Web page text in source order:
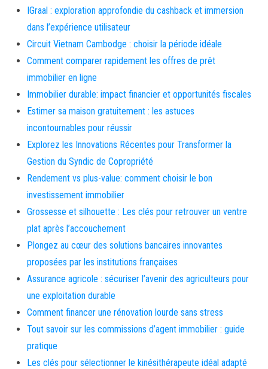
IGraal : exploration approfondie du cashback et immersion
dans l’expérience utilisateur
Circuit Vietnam Cambodge : choisir la période idéale
Comment comparer rapidement les offres de prêt
immobilier en ligne
Immobilier durable: impact financier et opportunités fiscales
Estimer sa maison gratuitement : les astuces
incontournables pour réussir
Explorez les Innovations Récentes pour Transformer la
Gestion du Syndic de Copropriété
Rendement vs plus-value: comment choisir le bon
investissement immobilier
Grossesse et silhouette : Les clés pour retrouver un ventre
plat après l’accouchement
Plongez au cœur des solutions bancaires innovantes
proposées par les institutions françaises
Assurance agricole : sécuriser l’avenir des agriculteurs pour
une exploitation durable
Comment financer une rénovation lourde sans stress
Tout savoir sur les commissions d’agent immobilier : guide
pratique
Les clés pour sélectionner le kinésithérapeute idéal adapté